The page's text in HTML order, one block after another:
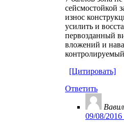
сейсмостойкой
износ
усилить и
первозданный
вложений и
[Цитировать]
Ответить
09/08/2016